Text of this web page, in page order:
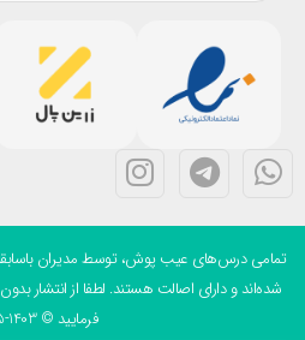
درس‌های عیب پوش، توسط مدیران باسابقه در
و دارای اصالت هستند. لطفا از انتشار بدون
فرمایید © 1403-1395